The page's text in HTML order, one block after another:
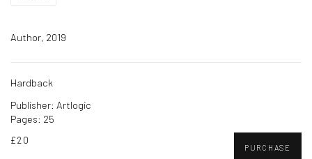
Author, 2019
Hardback
Publisher: Artlogic
Pages: 25
£20
PURCHASE